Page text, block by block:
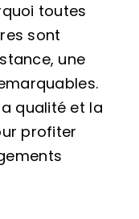
toutes
sont
une
qualité et la
profiter